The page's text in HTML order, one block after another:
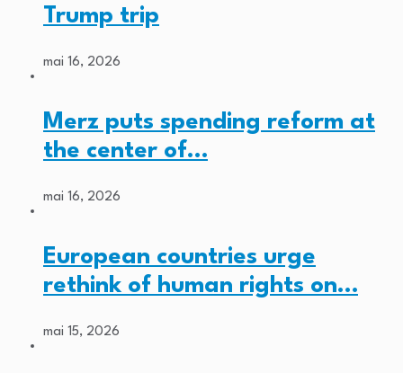
Trump trip
mai 16, 2026
Merz puts spending reform at
the center of…
mai 16, 2026
European countries urge
rethink of human rights on…
mai 15, 2026